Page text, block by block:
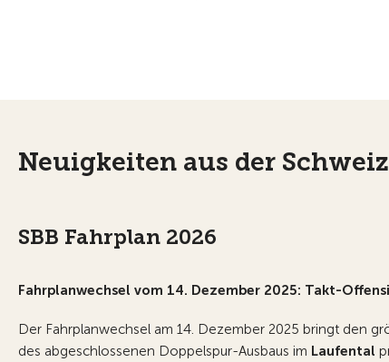
Neuigkeiten aus der Schweiz
SBB Fahrplan 2026
Fahrplanwechsel vom 14. Dezember 2025: Takt-
Der Fahrplanwechsel am 14. Dezember 2025 bringt den
des abgeschlossenen Doppelspur-Ausbaus im Laufental